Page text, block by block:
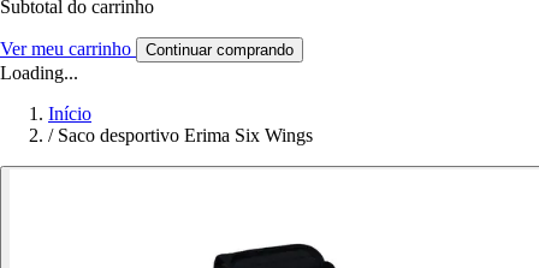
Subtotal do carrinho
Ver meu carrinho Continuar comprando
Loading...
Início
/ Saco desportivo Erima Six Wings